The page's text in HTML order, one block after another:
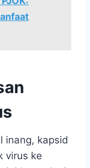
inang, kapsid
virus ke